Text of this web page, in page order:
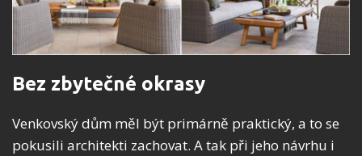
Bez zbytečné okrasy
Venkovský dům měl být primárně praktický, a to se
pokusili architekti zachovat. A tak při jeho návrhu i